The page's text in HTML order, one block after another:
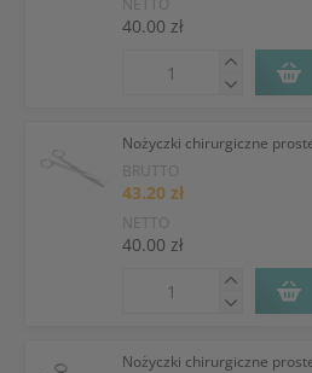
NETTO
40.00 zł
Nożyczki chirurgiczne
BRUTTO
43.20 zł
NETTO
40.00 zł
Nożyczki chirurgiczne